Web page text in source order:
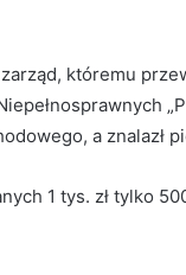
któremu
a znalazł
1 tys. zł tylko